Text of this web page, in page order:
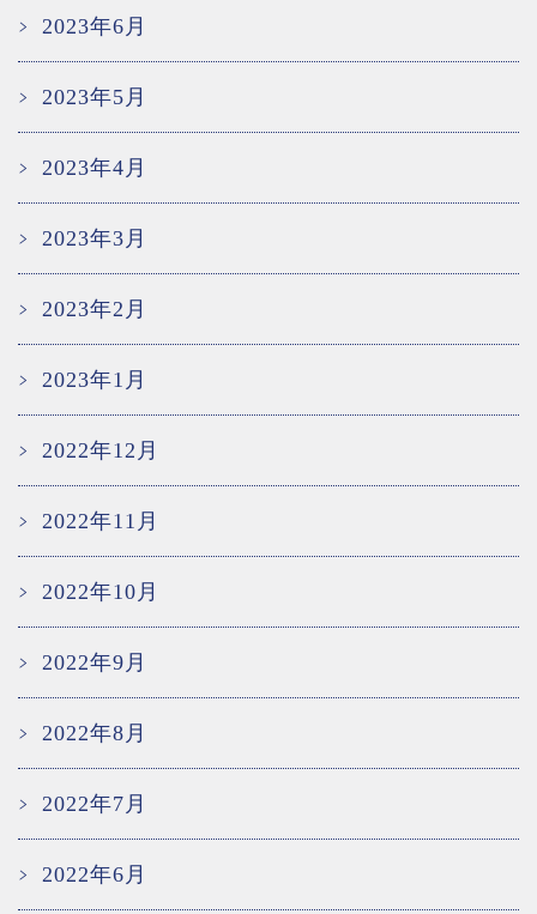
2023年6月
2023年5月
2023年4月
2023年3月
2023年2月
2023年1月
2022年12月
2022年11月
2022年10月
2022年9月
2022年8月
2022年7月
2022年6月